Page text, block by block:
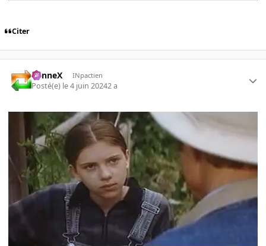
Citer
SunneX INpactien
Posté(e) le 4 juin 20242 a